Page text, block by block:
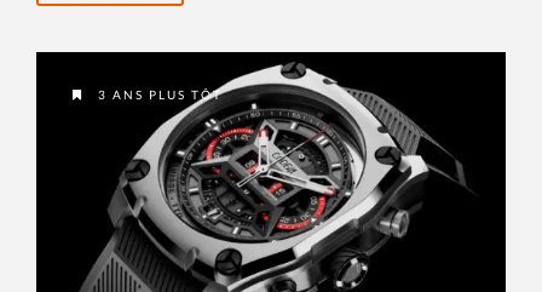
3 ANS PLUS TÔT